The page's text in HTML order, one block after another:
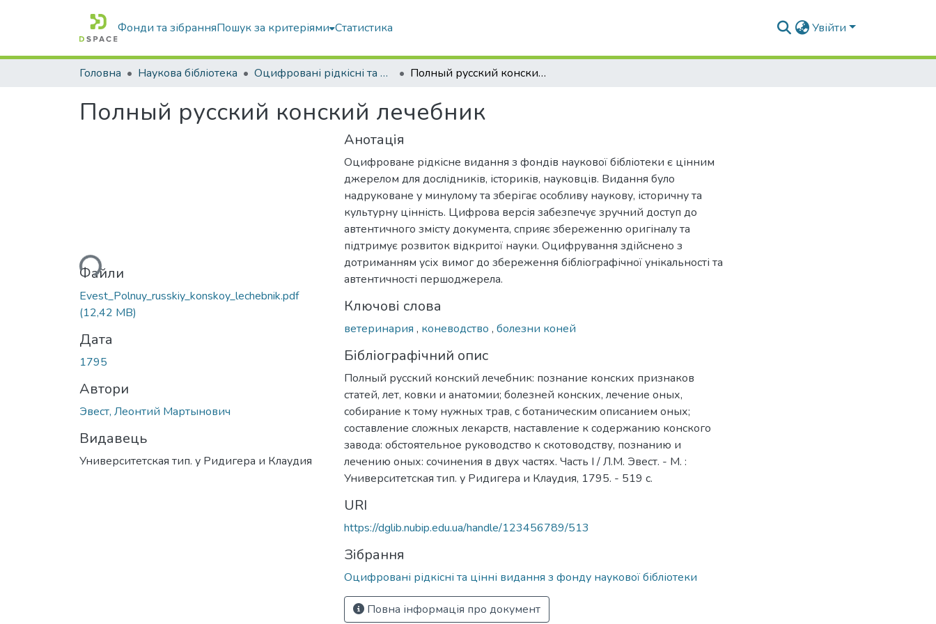
Фонди та зібранняПошук за критеріями Статистика Увійти
Головна Наукова бібліотека Оцифровані рідкісні та цінні видання з фонду наукової бібліотеки Полный русский конский лечебник
Полный русский конский лечебник
Вантажиться...Файли
Evest_Polnuy_russkiy_konskoy_lechebnik.pdf
(12,42 MB)
Дата
1795
Автори
Эвест, Леонтий Мартынович
Видавець
Университетская тип. у Ридигера и Клаудия
Анотація
Оцифроване рідкісне видання з фондів наукової бібліотеки є цінним
джерелом для дослідників, істориків, науковців. Видання було
надруковане у минулому та зберігає особливу наукову, історичну та
культурну цінність. Цифрова версія забезпечує зручний доступ до
автентичного змісту документа, сприяє збереженню оригіналу та
підтримує розвиток відкритої науки. Оцифрування здійснено з
дотриманням усіх вимог до збереження бібліографічної унікальності та
автентичності першоджерела.
Ключові слова
ветеринария , коневодство , болезни коней
Бібліографічний опис
Полный русский конский лечебник: познание конских признаков
статей, лет, ковки и анатомии; болезней конских, лечение оных,
собирание к тому нужных трав, с ботаническим описанием оных;
составление сложных лекарств, наставление к содержанию конского
завода: обстоятельное руководство к скотоводству, познанию и
лечению оных: сочинения в двух частях. Часть І / Л.М. Эвест. - М. :
Университетская тип. у Ридигера и Клаудия, 1795. - 519 с.
URI
https://dglib.nubip.edu.ua/handle/123456789/513
Зібрання
Оцифровані рідкісні та цінні видання з фонду наукової бібліотеки
Повна інформація про документ